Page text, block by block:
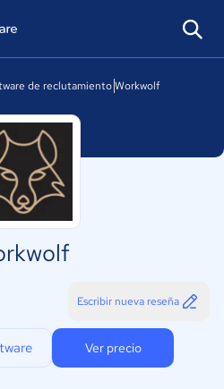
de reclutamientoWorkwolf
Escribir nueva reseña
Ver precio